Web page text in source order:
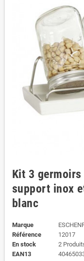
Kit 3
support inox
blanc
Marque
Référence
12017
En stock
2
EAN13